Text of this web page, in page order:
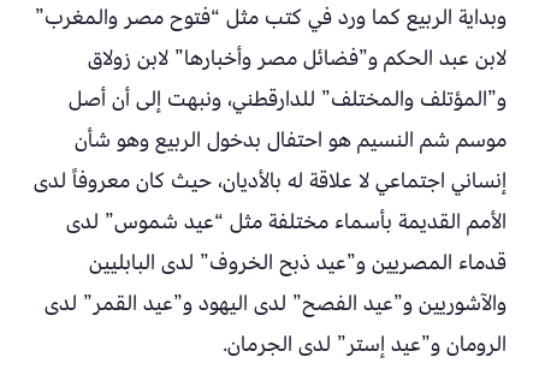
وبداية الربيع كما ورد في كتب مثل “فتوح مصر والمغرب”
لابن عبد الحكم و”فضائل مصر وأخبارها” لابن زولاق
و”المؤتلف والمختلف” للدارقطني، ونبهت إلى أن أصل
موسم شم النسيم هو احتفال بدخول الربيع وهو شأن
إنساني اجتماعي لا علاقة له بالأديان، حيث كان معروفاً لدى
الأمم القديمة بأسماء مختلفة مثل “عيد شموس” لدى
قدماء المصريين و”عيد ذبح الخروف” لدى البابليين
والآشوريين و”عيد الفصح” لدى اليهود و”عيد القمر” لدى
الرومان و”عيد إستر” لدى الجرمان.